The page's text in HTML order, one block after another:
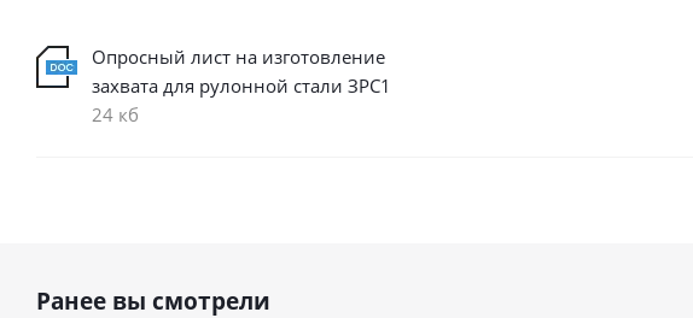
Опросный лист на изготовление
захвата для рулонной стали ЗРС1
24 кб
Ранее вы смотрели